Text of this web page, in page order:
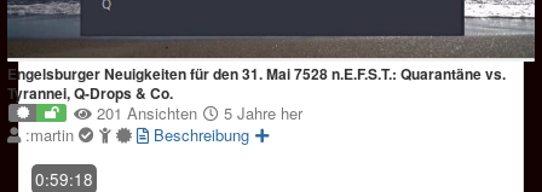
Engelsburger Neuigkeiten für den 31. Mai 7528 n.E.F.S.T.: Quarantäne vs.
Tyrannei, Q-Drops & Co.
201 Ansichten
5 Jahre her
:martin
Beschreibung
0:59:18